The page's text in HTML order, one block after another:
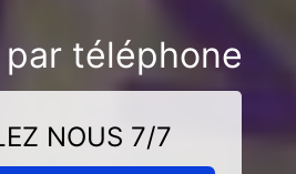
téléphone
NOUS 7/7